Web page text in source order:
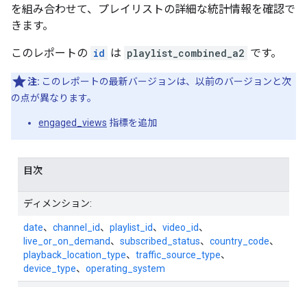
を組み合わせて、プレイリストの詳細な統計情報を確認で
きます。
このレポートの id は playlist_combined_a2 です。
注: このレポートの最新バージョンは、以前のバージョンと次
の点が異なります。
engaged_views 指標を追加
目次
ディメンション:
date、 channel_id、 playlist_id、 video_id、
live_or_on_demand、 subscribed_status、 country_code、
playback_location_type、 traffic_source_type、
device_type、 operating_system